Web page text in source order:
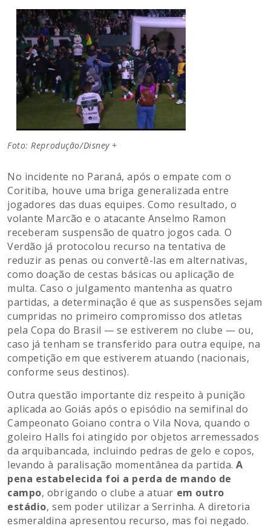
Foto: Reprodução/Disney +
No incidente no Paraná, após o empate com o
Coritiba, houve uma briga generalizada entre
jogadores das duas equipes. Como resultado, o
volante Marcão e o atacante Anselmo Ramon
receberam suspensão de quatro jogos cada. O
Verdão já protocolou recurso na tentativa de
reduzir as penas ou convertê-las em alternativas,
como doação de cestas básicas ou aplicação de
multa. Caso o julgamento mantenha as quatro
partidas, a determinação é que as suspensões sejam
cumpridas no primeiro compromisso dos atletas
pela Copa do Brasil — se estiverem no clube — ou,
caso já tenham se transferido para outra equipe, na
competição em que estiverem atuando (nacionais,
conforme seus destinos).
Outra questão importante diz respeito à punição
aplicada ao Goiás após o episódio na semifinal do
Campeonato Goiano contra o Vila Nova, quando o
goleiro Halls foi atingido por objetos arremessados
da arquibancada, incluindo pedras de gelo e copos,
levando à paralisação momentânea da partida.A
pena estabelecida foi a perda de mando de
campo, obrigando o clube a atuar em outro
estádio, sem poder utilizar a Serrinha. A diretoria
esmeraldina apresentou recurso, mas foi negado.